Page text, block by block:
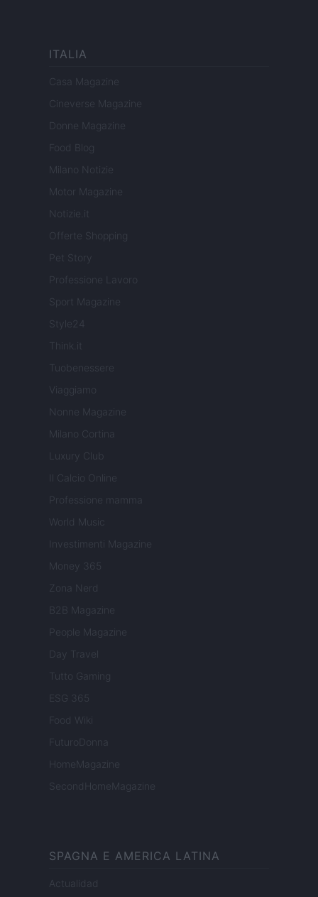
ITALIA
Casa Magazine
Cineverse Magazine
Donne Magazine
Food Blog
Milano Notizie
Motor Magazine
Notizie.it
Offerte Shopping
Pet Story
Professione Lavoro
Sport Magazine
Style24
Think.it
Tuobenessere
Viaggiamo
Nonne Magazine
Milano Cortina
Luxury Club
Il Calcio Online
Professione mamma
World Music
Investimenti Magazine
Money 365
Zona Nerd
B2B Magazine
People Magazine
Day Travel
Tutto Gaming
ESG 365
Food Wiki
FuturoDonna
HomeMagazine
SecondHomeMagazine
SPAGNA E AMERICA LATINA
Actualidad